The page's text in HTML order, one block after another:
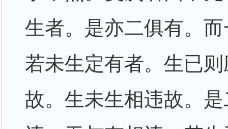
生者。是亦二俱有。
若未生定有者。生已
故。生未生相违故。